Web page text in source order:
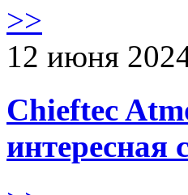
>>
12 июня
Chieftec
интересная